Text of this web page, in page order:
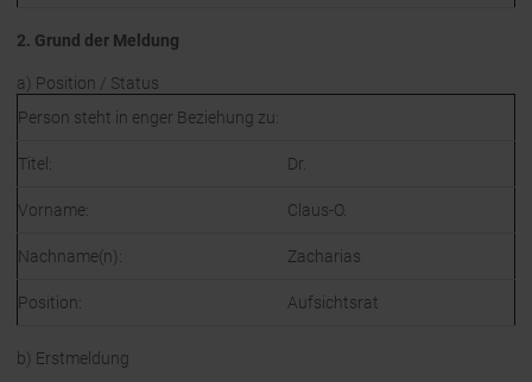
2. Grund der Meldung
a) Position / Status
Person steht in enger Beziehung zu:
Titel: Dr.
Vorname: Claus-O.
Nachname(n): Zacharias
Position: Aufsichtsrat
b) Erstmeldung